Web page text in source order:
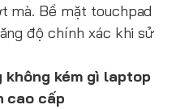
mà. Bề mặt touchpad
độ chính xác khi sử
kém gì laptop
cao cấp